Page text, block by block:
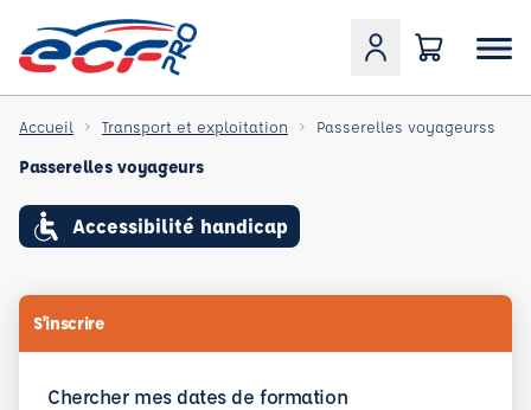
Accueil Transport et exploitation Passerelles voyageurss
Passerelles voyageurs
Accessibilité handicap
S'inscrire
Chercher mes dates de formation